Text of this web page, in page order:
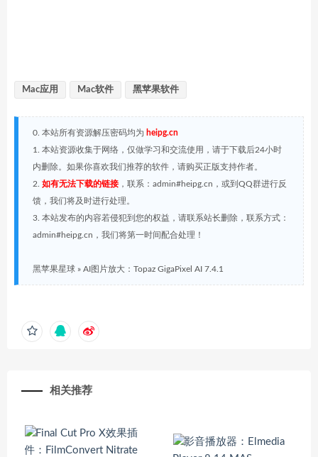
Mac应用 Mac软件 黑苹果软件
0. 本站所有资源解压密码均为 heipg.cn
1. 本站资源收集于网络，仅做学习和交流使用，请于下载后24小时
内删除。如果你喜欢我们推荐的软件，请购买正版支持作者。
2. 如有无法下载的链接，联系：admin#heipg.cn，或到QQ群进行反
馈，我们将及时进行处理。
3. 本站发布的内容若侵犯到您的权益，请联系站长删除，联系方式：
admin#heipg.cn，我们将第一时间配合处理！
黑苹果星球 » AI图片放大：Topaz GigaPixel AI 7.4.1
相关推荐